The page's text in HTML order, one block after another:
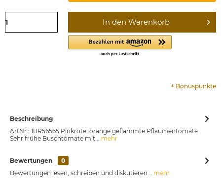
In den Warenkorb
+ Bonuspunkte
Beschreibung
ArtNr.: 1BR56565 Pinkrote, orange geflammte Pflaumentomate
Sehr frühe Buschtomate mit... mehr
Bewertungen
0
Bewertungen lesen, schreiben und diskutieren... mehr